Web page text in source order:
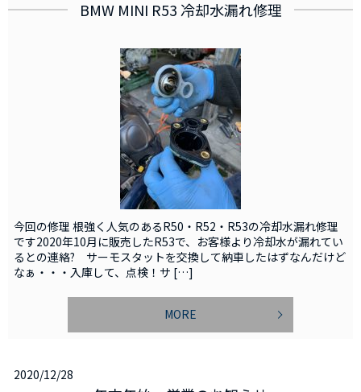
BMW MINI R53 冷却水漏れ修理
今回の修理 根強く人気のあるR50・R52・R53の冷却水漏れ修理
です2020年10月に販売したR53で、お客様より冷却水が漏れてい
るとの連絡? サーモスタットを交換して納車したはずなんだけど
なぁ・・・入庫して、点検！サ […]
MORE
2020/12/28